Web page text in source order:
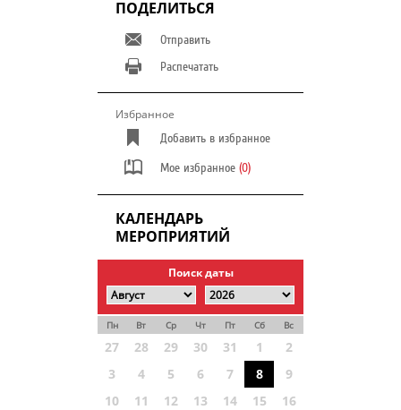
ПОДЕЛИТЬСЯ
Отправить
Распечатать
Избранное
Добавить в избранное
Мое избранное (0)
КАЛЕНДАРЬ
МЕРОПРИЯТИЙ
Поиск даты
Пн Вт Ср Чт Пт Сб Вс
27 28 29 30 31 1
2
3
4 5 6 7 8
9
10
11 12 13 14 15
16